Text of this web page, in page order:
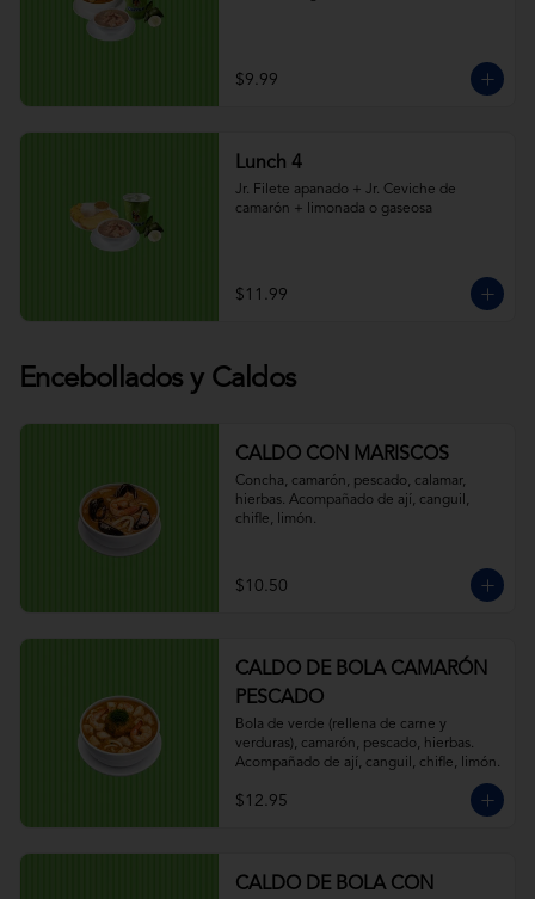
$9.99
Lunch 4
Jr. Filete apanado + Jr. Ceviche de
camarón + limonada o gaseosa
$11.99
Encebollados y Caldos
CALDO CON MARISCOS
Concha, camarón, pescado, calamar,
hierbas. Acompañado de ají, canguil,
chifle, limón.
$10.50
CALDO DE BOLA CAMARÓN
PESCADO
Bola de verde (rellena de carne y
verduras), camarón, pescado, hierbas.
Acompañado de ají, canguil, chifle, limón.
$12.95
CALDO DE BOLA CON